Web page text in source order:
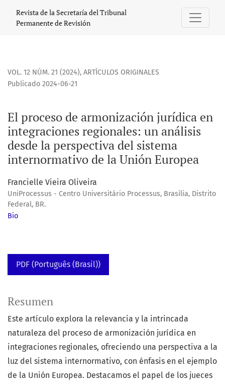
El proceso de armonización jurídica en integraciones
Revista de la Secretaría del Tribunal
Permanente de Revisión
VOL. 12 NÚM. 21 (2024), ARTÍCULOS ORIGINALES
El proceso de armonización jurídica en
integraciones regionales: un análisis
desde la perspectiva del sistema
internormativo de la Unión Europea
Publicado 2024-06-21
Francielle Vieira Oliveira
UniProcessus - Centro Universitário Processus, Brasília, Distrito
Federal, BR.
Bio
PDF (Português (Brasil))
Resumen
Este artículo explora la relevancia y la intrincada
naturaleza del proceso de armonización jurídica en
integraciones regionales, ofreciendo una perspectiva a la
luz del sistema internormativo, con énfasis en el ejemplo
de la Unión Europea. Destacamos el papel de los jueces